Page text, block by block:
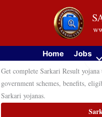
Home Jobs
Get complete Sarkari Result
government schemes, benefits,
Sarkari yojanas.